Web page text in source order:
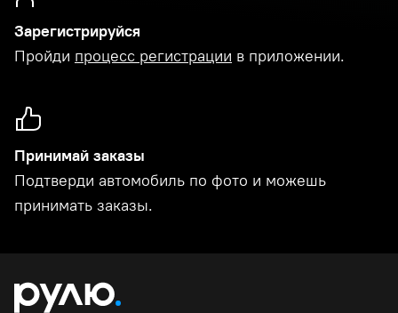
Зарегистрируйся
Пройди процесс регистрации в приложении.
Принимай заказы
Подтверди автомобиль по фото и можешь
принимать заказы.